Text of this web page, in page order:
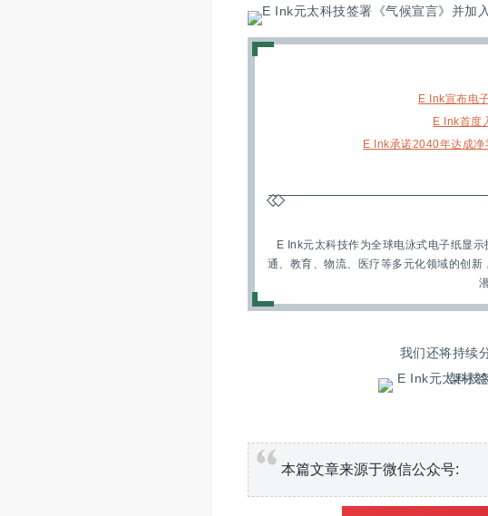
E Ink宣布电
E Ink首度
E Ink承诺2040年达成
E Ink元太科技作为全球电泳式电子纸显
通、教育、物流、医疗等多元化领域的创
我们还将持续
本篇文章来源于微信公众